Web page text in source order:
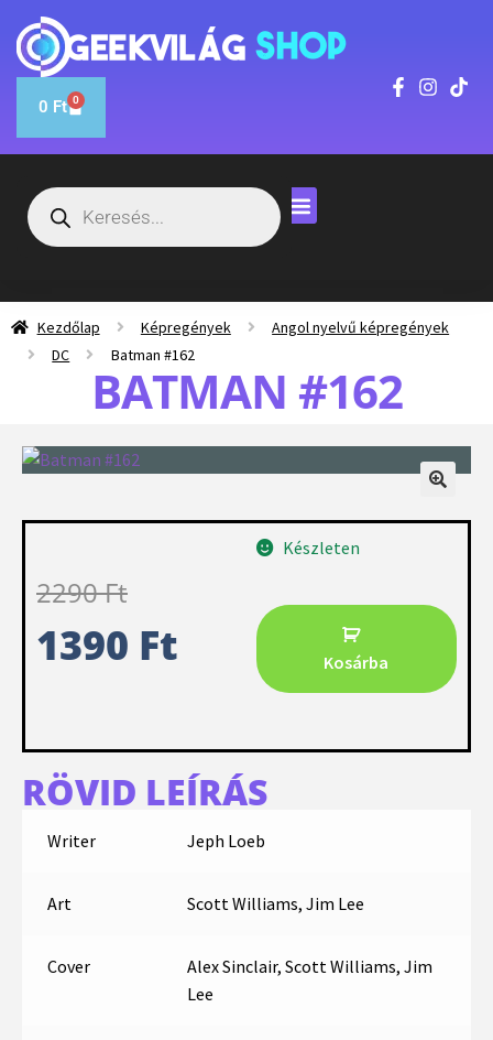
0 Ft 0
Kezdőlap Képregények
Angol nyelvű képregények
DC
Batman #162
BATMAN #162
2290Ft
1390 Ft
Készleten
Kosárba
RÖVID LEÍRÁS
Writer Jeph Loeb
Art Scott Williams, Jim Lee
Cover
Alex Sinclair, Scott Williams, Jim
Lee